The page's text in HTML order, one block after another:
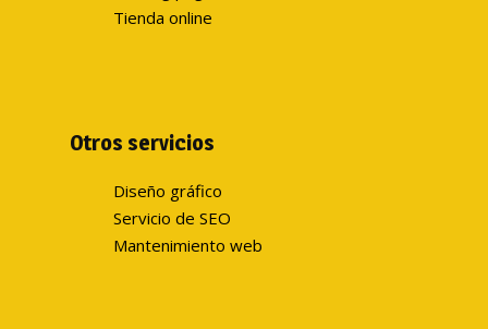
Tienda online
Otros servicios
Diseño gráfico
Servicio de SEO
Mantenimiento web